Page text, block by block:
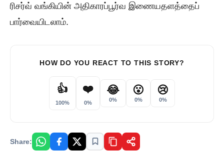
ரிசர்வ் வங்கியின் அதிகாரப்பூர்வ இணையதளத்தைப்
பார்வையிடலாம்.
HOW DO YOU REACT TO THIS STORY?
👍
100%
❤️
0%
😂
0%
😮
0%
😢
0%
Share: